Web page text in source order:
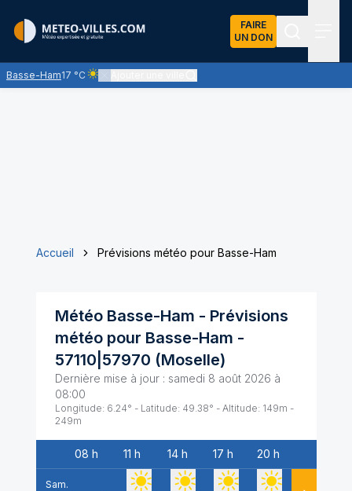
FAIRE
UN DON
Basse-Ham17 °C
Ciel clair - quasiment pas de nuages et un soleil
Accueil Prévisions météo pour Basse-Ham
Météo Basse-Ham - Prévisions
météo pour Basse-Ham -
57110|57970 (Moselle)
Dernière mise à jour : samedi 8 août 2026 à
08:00
Longitude: 6.24° - Latitude: 49.38° - Altitude: 149m -
249m
Date
08 h 11 h 14 h 17 h 20 h
Sam.